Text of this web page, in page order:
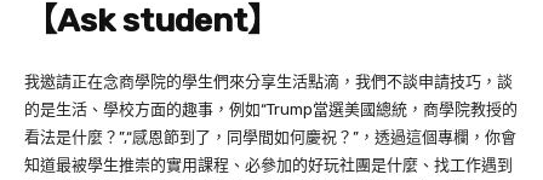
【Ask student】
我邀請正在念商學院的學生們來分享生活點滴，我們不談申請技巧，談
的是生活、學校方面的趣事，例如“Trump當選美國總統，商學院教授的
看法是什麼？”,“感恩節到了，同學間如何慶祝？”，透過這個專欄，你會
知道最被學生推崇的實用課程、必參加的好玩社團是什麼、找工作遇到